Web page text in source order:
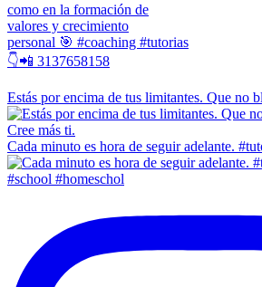
como en la formación de
valores y crecimiento
personal 🎯 #coaching #tutorias
👇📲 3137658158
Estás por encima de tus limitantes. Que no
Cada minuto es hora de seguir adelante.